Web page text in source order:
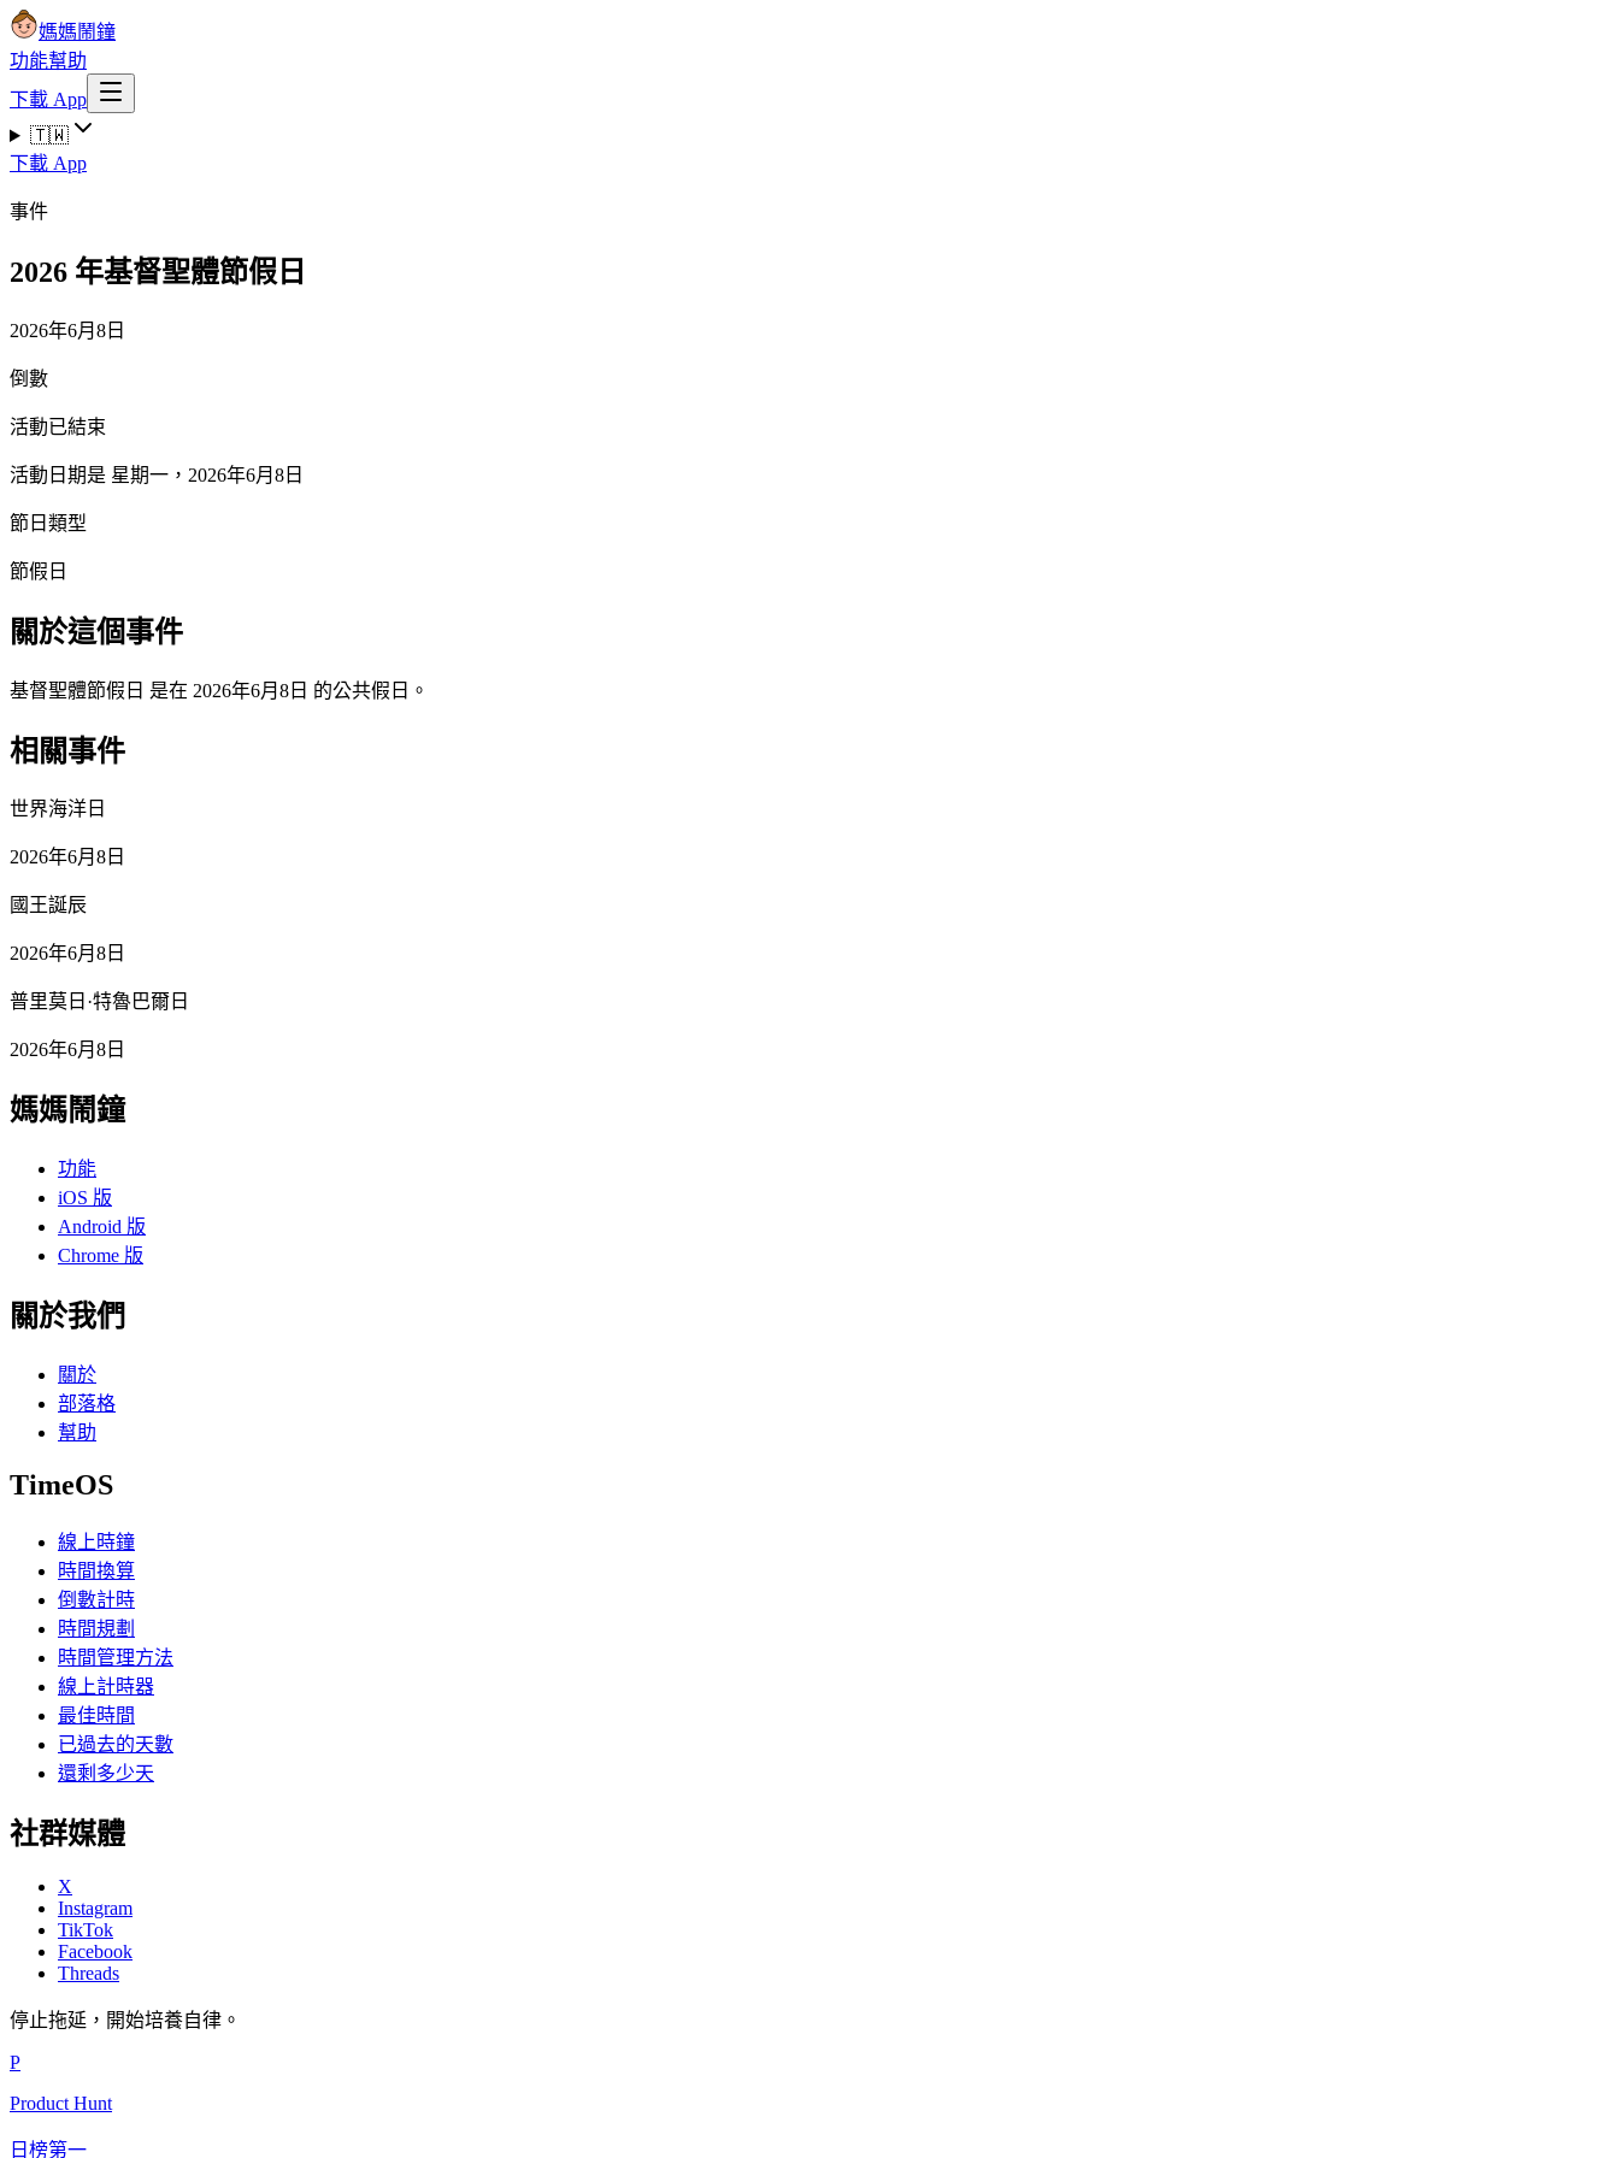
媽媽鬧鐘
功能幫助
下載 App
🇹🇼
下載 App
事件
2026 年基督聖體節假日
2026年6月8日
倒數
活動已結束
活動日期是 星期一，2026年6月8日
節日類型
節假日
關於這個事件
基督聖體節假日 是在 2026年6月8日 的公共假日。
相關事件
世界海洋日
2026年6月8日
國王誕辰
2026年6月8日
普里莫日·特魯巴爾日
2026年6月8日
媽媽鬧鐘
功能
iOS 版
Android 版
Chrome 版
關於我們
關於
部落格
幫助
TimeOS
線上時鐘
時間換算
倒數計時
時間規劃
時間管理方法
線上計時器
最佳時間
已過去的天數
還剩多少天
社群媒體
X
Instagram
TikTok
Facebook
Threads
停止拖延，開始培養自律。
P
Product Hunt
日榜第一